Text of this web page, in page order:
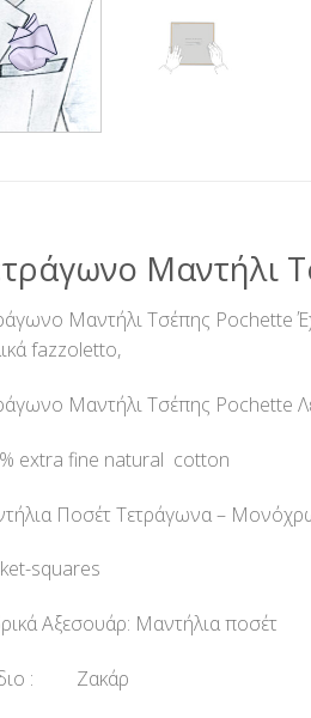
Μαντήλι
Μαντήλι Τσέπης Pochette
fazzoletto,
Μαντήλι Τσέπης Pochette
extra fine natural cotton
Ποσέτ Τετράγωνα –
squares
Αξεσουάρ: Μαντήλια ποσέτ
: Ζακάρ